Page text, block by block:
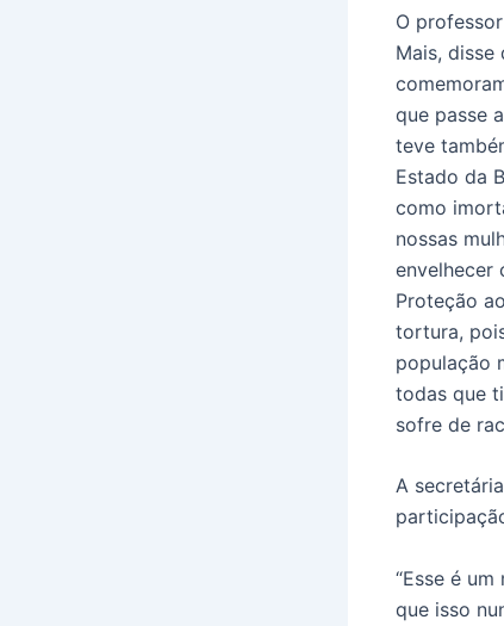
O
Mais,
que passe
teve
Estado da
como
nossas
envelhecer
Proteção
tortura,
população
todas que
sofre de
A
“Esse é
que isso